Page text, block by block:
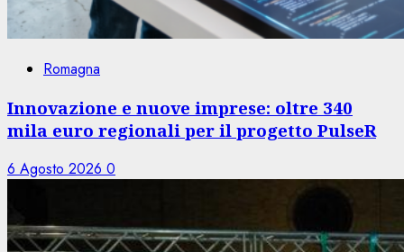
Romagna
Innovazione e nuove imprese: oltre 340
mila euro regionali per il progetto PulseR
6 Agosto 2026 0